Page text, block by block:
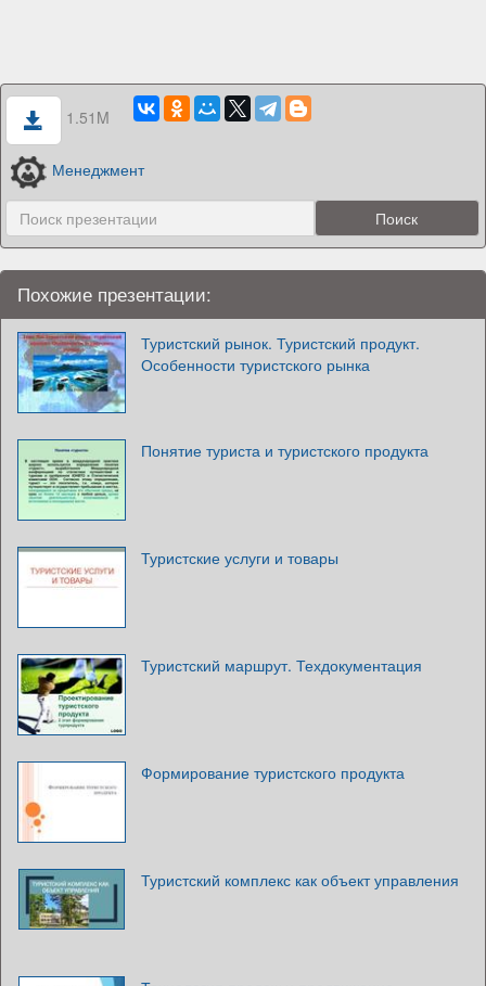
1.51M
Менеджмент
Похожие презентации:
Туристский рынок. Туристский продукт.
Особенности туристского рынка
Понятие туриста и туристского продукта
Туристские услуги и товары
Туристский маршрут. Техдокументация
Формирование туристского продукта
Туристский комплекс как объект управления